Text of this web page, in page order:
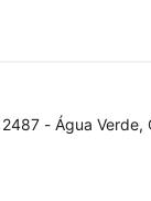
- Água